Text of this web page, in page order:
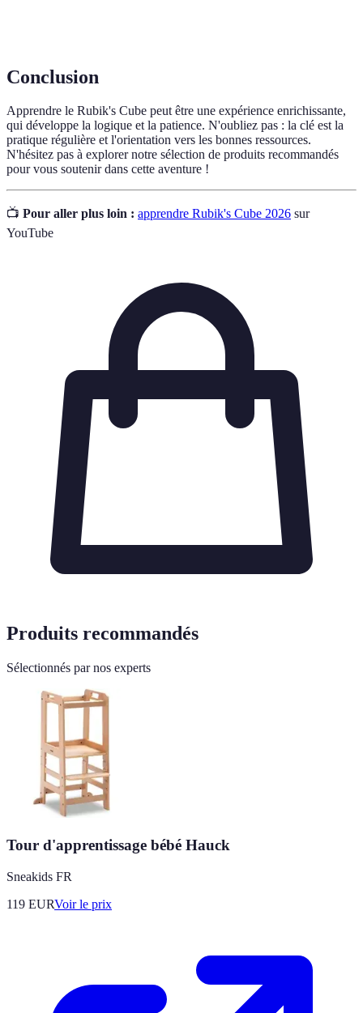
Conclusion
Apprendre le Rubik's Cube peut être une expérience enrichissante,
qui développe la logique et la patience. N'oubliez pas : la clé est la
pratique régulière et l'orientation vers les bonnes ressources.
N'hésitez pas à explorer notre sélection de produits recommandés
pour vous soutenir dans cette aventure !
📺 Pour aller plus loin : apprendre Rubik's Cube 2026 sur
YouTube
Produits recommandés
Sélectionnés par nos experts
Tour d'apprentissage bébé Hauck
Sneakids FR
119 EURVoir le prix